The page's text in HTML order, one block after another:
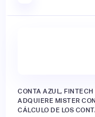
CONTA AZUL,
ADQUIERE MISTER
CÁLCULO DE LOS